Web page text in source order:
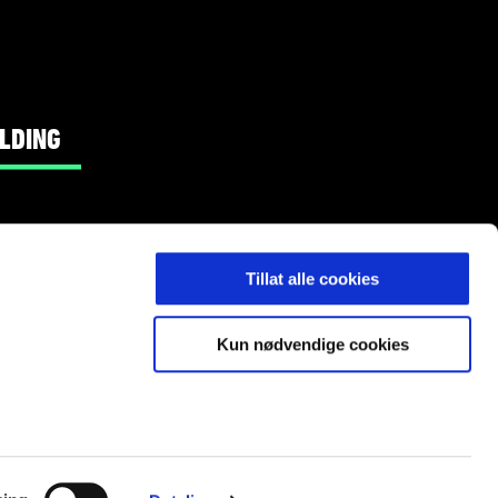
Tillat alle cookies
Kun nødvendige cookies